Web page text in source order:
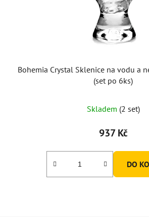
Bohemia Crystal Sklenice na vodu a
(set po 6ks)
Skladem (2 set)
937 Kč
DO